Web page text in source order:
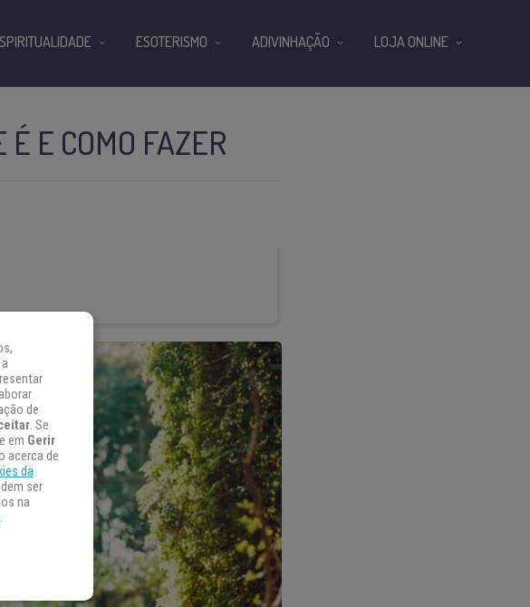
E COMO FAZER
ESOTERISMO ADIVINHAÇÃO LOJA ONLINE
de
. Se
em Gerir
acerca de
da
ser
na
.